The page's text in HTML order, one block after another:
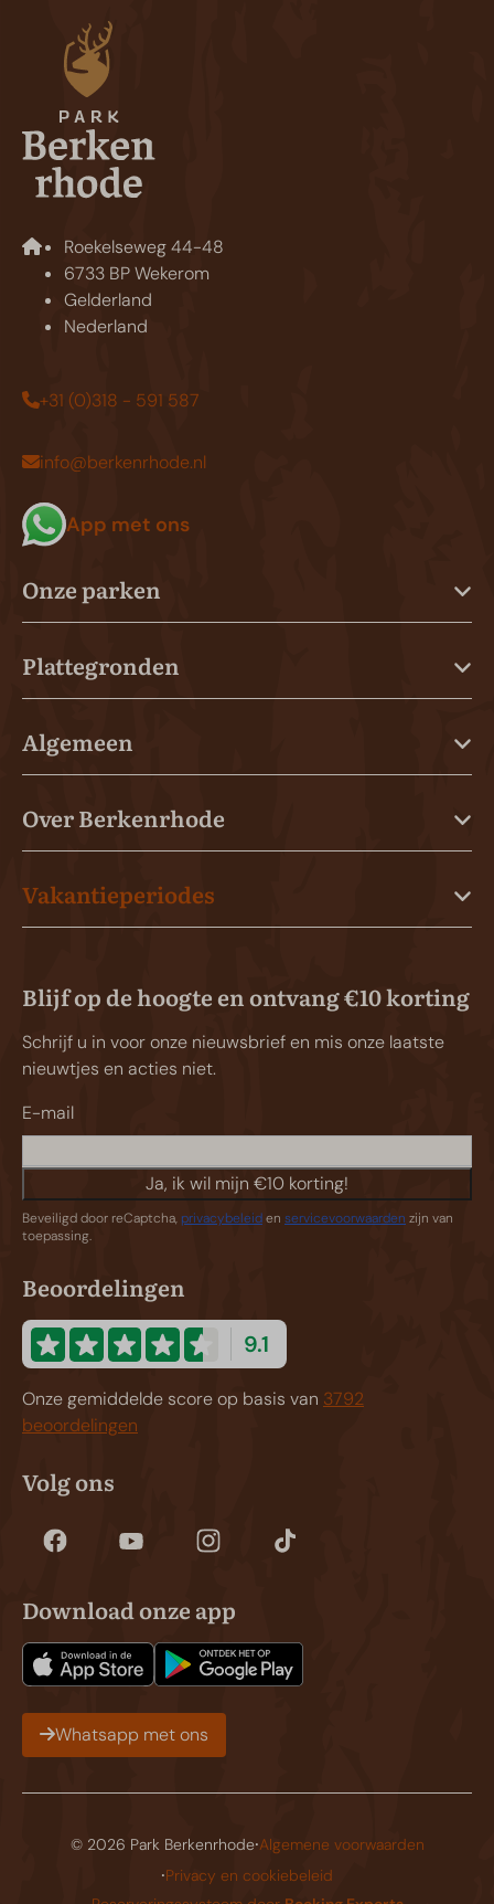
Roekelseweg 44-48
6733 BP Wekerom
Gelderland
Nederland
+31 (0)318 - 591 587
info@berkenrhode.nl
App met ons
Onze parken
Plattegronden
Algemeen
Over Berkenrhode
Vakantieperiodes
Blijf op de hoogte en ontvang €10 korting
Schrijf u in voor onze nieuwsbrief en mis onze laatste
nieuwtjes en acties niet.
E-mail
Ja, ik wil mijn €10 korting!
Beveiligd door reCaptcha, privacybeleiden servicevoorwaarden zijn van
toepassing.
Beoordelingen
9.1
Onze gemiddelde score op basis van 3792
beoordelingen
Volg ons
Download onze app
Whatsapp met ons
© 2026 Park Berkenrhode·Algemene voorwaarden
·Privacy en cookiebeleid